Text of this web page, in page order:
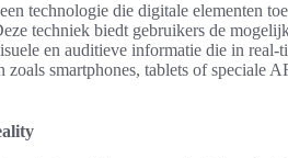
technologie die digitale elementen
techniek biedt gebruikers de
en auditieve informatie die in
zoals smartphones, tablets of speciale